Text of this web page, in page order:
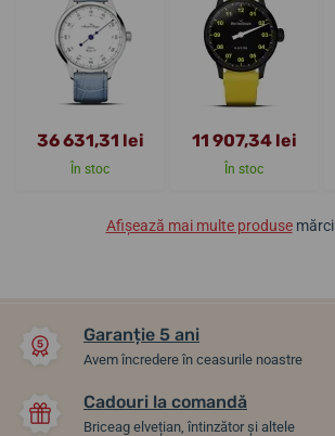
36 631,31 lei
În stoc
11 907,34 lei
În stoc
Afișează mai multe produsemărci
Garanție 5 ani
Avem încredere în ceasurile noastre
Cadouri la comandă
Briceag elvețian, întinzător și altele